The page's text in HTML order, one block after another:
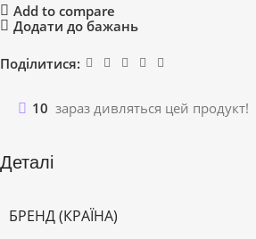
Add to compare
Додати до бажань
Поділитися:
10 зараз дивляться цей продукт!
Деталі
БРЕНД (КРАЇНА)